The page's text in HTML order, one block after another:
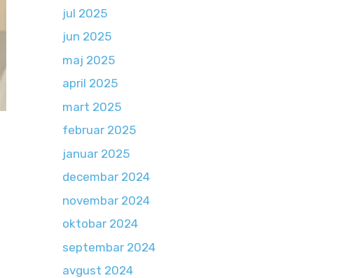
jul 2025
jun 2025
maj 2025
april 2025
mart 2025
februar 2025
januar 2025
decembar 2024
novembar 2024
oktobar 2024
septembar 2024
avgust 2024